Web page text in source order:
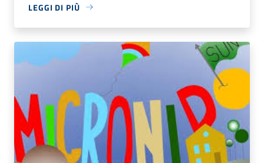
LEGGI DI PIÙ